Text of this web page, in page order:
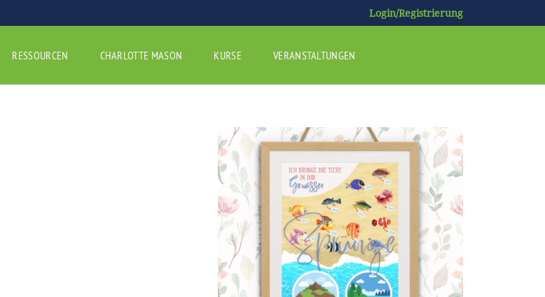
Login/Registrierung
RESSOURCEN CHARLOTTE MASON KURSE VERANSTALTUNGEN